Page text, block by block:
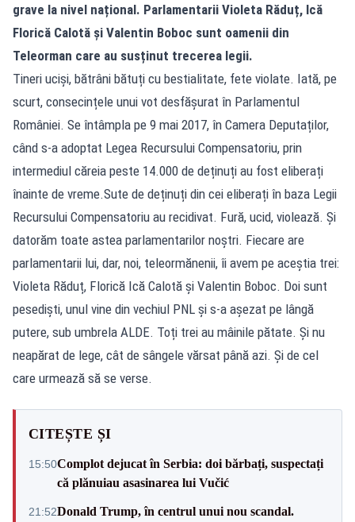
grave la nivel național. Parlamentarii Violeta Răduț, Ică
Florică Calotă și Valentin Boboc sunt oamenii din
Teleorman care au susținut trecerea legii.
Tineri uciși, bătrâni bătuți cu bestialitate, fete violate. Iată, pe
scurt, consecințele unui vot desfășurat în Parlamentul
României. Se întâmpla pe 9 mai 2017, în Camera Deputaților,
când s-a adoptat Legea Recursului Compensatoriu, prin
intermediul căreia peste 14.000 de deținuți au fost eliberați
înainte de vreme.Sute de deținuți din cei eliberați în baza Legii
Recursului Compensatoriu au recidivat. Fură, ucid, violează. Și
datorăm toate astea parlamentarilor noștri. Fiecare are
parlamentarii lui, dar, noi, teleormănenii, îi avem pe aceștia trei:
Violeta Răduț, Florică Ică Calotă și Valentin Boboc. Doi sunt
pesediști, unul vine din vechiul PNL și s-a așezat pe lângă
putere, sub umbrela ALDE. Toți trei au mâinile pătate. Și nu
neapărat de lege, cât de sângele vărsat până azi. Și de cel
care urmează să se verse.
CITEȘTE ȘI
15:50Complot dejucat în Serbia: doi bărbați, suspectați
că plănuiau asasinarea lui Vučić
21:52Donald Trump, în centrul unui nou scandal.